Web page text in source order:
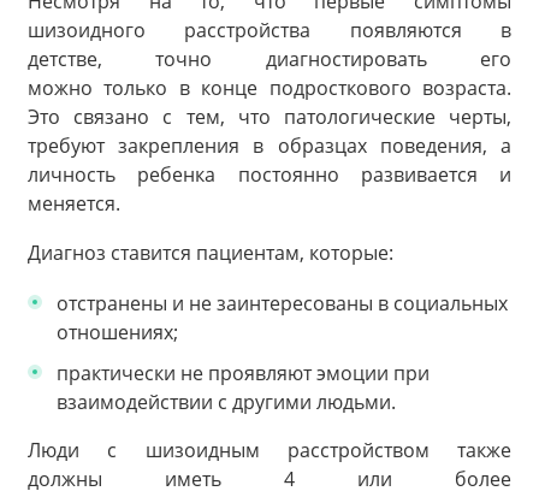
шизоидного расстройства появляются в
детстве, точно диагностировать его
можно только в конце подросткового возраста.
Это связано с тем, что патологические черты,
требуют закрепления в образцах поведения, а
личность ребенка постоянно развивается и
меняется.
Диагноз ставится пациентам, которые:
отстранены и не заинтересованы в социальных
отношениях;
практически не проявляют эмоции при
взаимодействии с другими людьми.
Люди с шизоидным расстройством также
должны иметь 4 или более